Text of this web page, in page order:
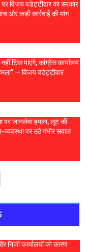
विजय वडेट्टीवार का सरकार
और कड़ी कार्रवाई की मांग
नहीं टिक पाएंगे, कांग्रेस कार्यालय
— विजय वडेट्टीवार
पर जानलेवा हमला, लूट की
पर उठे गंभीर सवाल
निजी कार्यालयों को कारण